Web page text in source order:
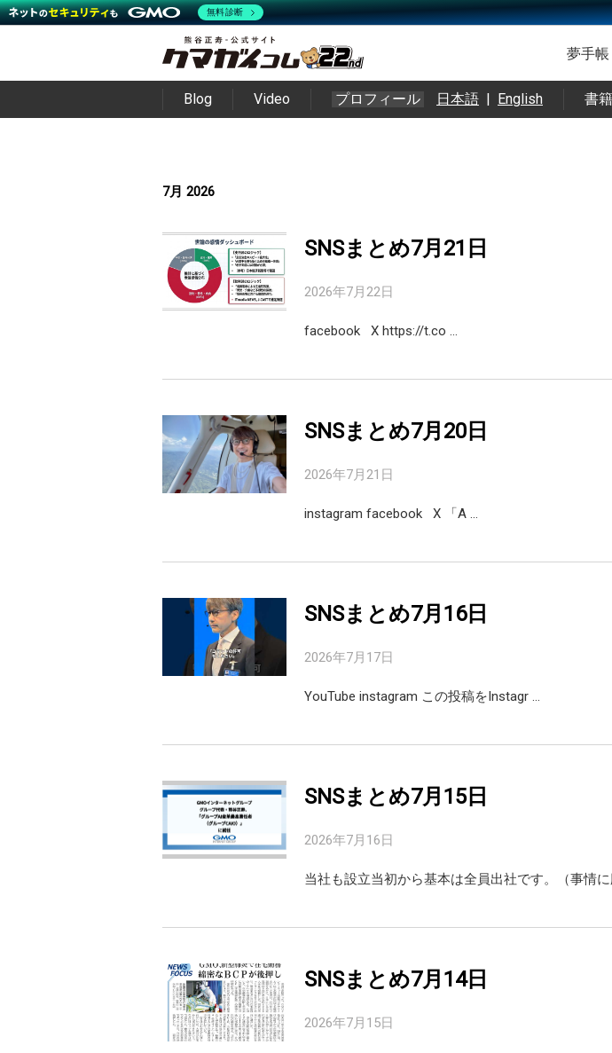
夢手帳
Blog Video プロフィール 日本語 | English 書
7月 2026
SNSまとめ7月21日
2026年7月22日
facebook X https://t.co …
SNSまとめ7月20日
2026年7月21日
instagram facebook X 「A …
SNSまとめ7月16日
2026年7月17日
YouTube instagram この投稿をInstagr …
SNSまとめ7月15日
2026年7月16日
当社も設立当初から基本は全員出社です。（事情
SNSまとめ7月14日
2026年7月15日
無料診断